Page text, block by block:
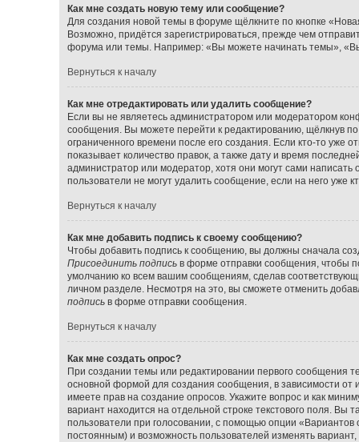
Как мне создать новую тему или сообщение?
Для создания новой темы в форуме щёлкните по кнопке
Возможно, придётся зарегистрироваться, прежде чем
форума или темы. Например: «Вы можете начинать темы»,
Вернуться к началу
Как мне отредактировать или удалить сообщение?
Если вы не являетесь администратором или модератором
сообщения. Вы можете перейти к редактированию, щёлкнув
ограниченного времени после его создания. Если кто-то уже
показывает количество правок, а также дату и время
администратор или модератор, хотя они могут сами
пользователи не могут удалить сообщение, если на него уже
Вернуться к началу
Как мне добавить подпись к своему сообщению?
Чтобы добавить подпись к сообщению, вы должны сначала
Присоединить подписьв форме отправки сообщения, чтобы
умолчанию ко всем вашим сообщениям, сделав
личном разделе. Несмотря на это, вы сможете отменить
подписьв форме отправки сообщения.
Вернуться к началу
Как мне создать опрос?
При создании темы или редактировании первого сообщения
основной формой для создания сообщения, в зависимости от
имеете прав на создание опросов. Укажите вопрос и как
вариант находится на отдельной строке текстового поля. Вы
пользователи при голосовании, с помощью опции «Вариантов
постоянным) и возможность пользователей изменять